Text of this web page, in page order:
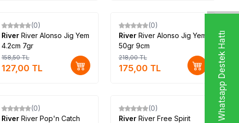
Whatsapp Destek Hattı
%20
(0)
River River Alonso Jig Yem
4.2cm 7gr
158,50TL
127,00 TL
%20
(0)
River River Alonso Jig Yem
50gr 9cm
218,00TL
175,00 TL
(0)
River River Pop'n Catch
%10
(0)
River River Free Spirit